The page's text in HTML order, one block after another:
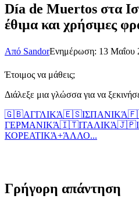
Día de Muertos στα
έθιμα και χρήσιμες
Από SandorΕνημέρωση: 13 Μαΐου
Έτοιμος να μάθεις;
Διάλεξε μια γλώσσα για να
🇬🇧ΑΓΓΛΙΚΆ🇪🇸ΙΣΠΑΝΙΚΆ
ΓΕΡΜΑΝΙΚΆ🇮🇹ΙΤΑΛΙΚΆ🇯🇵
ΚΟΡΕΑΤΙΚΆ+ΆΛΛΟ...
Γρήγορη απάντηση